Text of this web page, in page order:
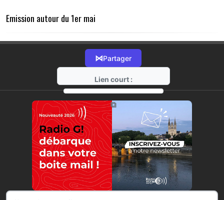
Emission autour du 1er mai
⋈Partager
Lien court :
https://radio-g.fr?11430
⧉